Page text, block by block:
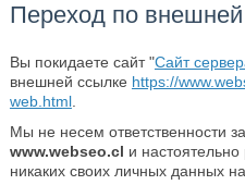
Переход по
Вы покидаете сайт "Сайт
внешней ссылке https://
web.html.
Мы не несем ответственности
www.webseo.cl и
никаких своих личных данных